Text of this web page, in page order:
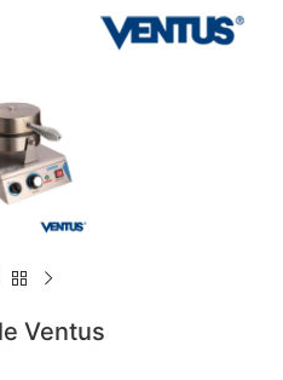
Ventus